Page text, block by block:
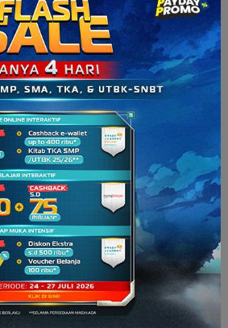
Anda ikut serta membuatnya agar
makan. Bonusnya,
bonding
pun bisa semakin erat.
terlalu sedikit? Coba sajikan cemilan
enak. BagusnyasihAnda membuatnya
dan kebersihannya lebih terjamin.
puding susu, penganan berbahan
smoothies.
banyak waktu untuk menyiapkan
bisa jadi solusinya. Karena cara
mencampurkan semua bahan ke
bisa dibuat tidak hanya dari
bisa mencampurkannya dengan
dari buah maupun sayuran.Hmm
menyembunyikan keberadaan sayur
sayur.